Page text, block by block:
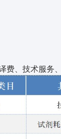
费、技术服务